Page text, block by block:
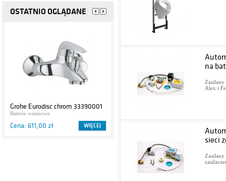
OSTATNIO OGLĄDANE
Grohe Eurodisc chrom 33390001
Baterie wannowe
Cena: 611,00 zł WIĘCEJ
na
Alex i
sieci